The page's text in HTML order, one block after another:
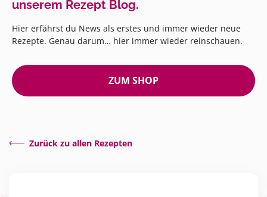
unserem Rezept Blog.
Hier erfährst du News als erstes und immer wieder neue
Rezepte. Genau darum… hier immer wieder reinschauen.
ZUM SHOP
Zurück zu allen Rezepten